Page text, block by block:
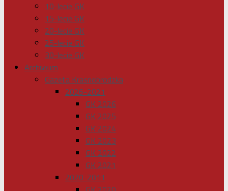
10-lecie GK
15-lecie GK
20-lecie GK
25-lecie GK
30-lecie GK
Archiwum
Gazeta Krasnobrodzka
2026-2021
GK 2026
GK 2025
GK 2024
GK 2023
GK 2022
GK 2021
2020-2011